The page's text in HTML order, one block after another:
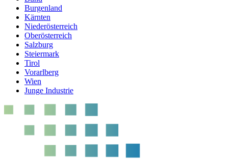
Burgenland
Kärnten
Niederösterreich
Oberösterreich
Salzburg
Steiermark
Tirol
Vorarlberg
Wien
Junge Industrie